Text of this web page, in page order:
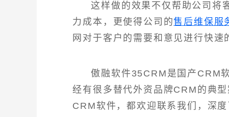
这样做的效果不仅帮助公司将
力成本，更使得公司的售后维保服
网对于客户的需要和意见进行快速
傲融软件35CRM是国产CRM
经有很多替代外资品牌CRM的典
CRM软件，都欢迎联系我们，深